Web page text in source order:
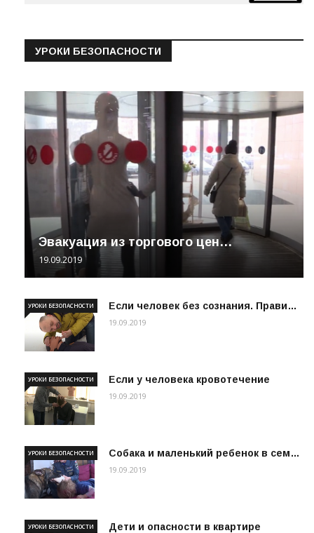
УРОКИ БЕЗОПАСНОСТИ
Эвакуация из торгового цен…
19.09.2019
Если человек без сознания. Прави…
УРОКИ БЕЗОПАСНОСТИ
19.09.2019
Если у человека кровотечение
УРОКИ БЕЗОПАСНОСТИ
19.09.2019
Собака и маленький ребенок в сем…
УРОКИ БЕЗОПАСНОСТИ
19.09.2019
Дети и опасности в квартире
УРОКИ БЕЗОПАСНОСТИ